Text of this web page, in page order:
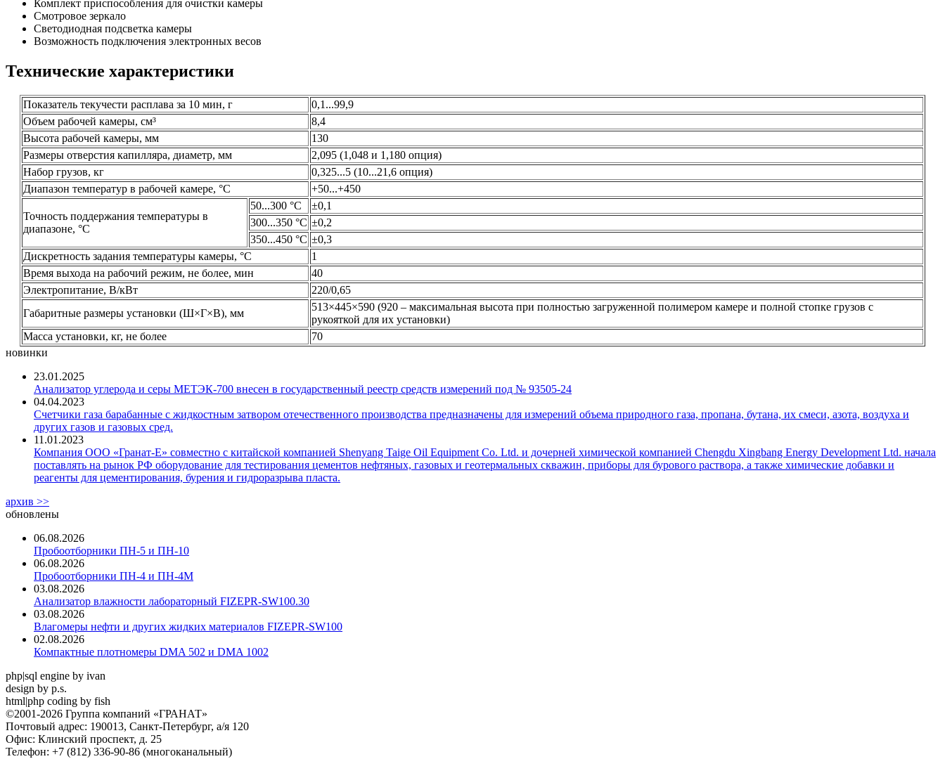
Комплект приспособления для очистки камеры
Смотровое зеркало
Светодиодная подсветка камеры
Возможность подключения электронных весов
Технические характеристики
Показатель текучести расплава за 10 мин, г
0,1...99,9
Объем рабочей камеры, см³
8,4
Высота рабочей камеры, мм
130
Размеры отверстия капилляра, диаметр, мм
2,095 (1,048 и 1,180 опция)
Набор грузов, кг
0,325...5 (10...21,6 опция)
Диапазон температур в рабочей камере, °С
+50...+450
Точность поддержания температуры в
диапазоне, °С
50...300 °С
±0,1
300...350 °С ±0,2
350...450 °С ±0,3
Дискретность задания температуры камеры, °С
1
Время выхода на рабочий режим, не более, мин
40
Электропитание, В/кВт
220/0,65
Габаритные размеры установки (Ш×Г×В), мм
513×445×590 (920 – максимальная высота при полностью загруженной полимером камере и полной стопке грузов с
рукояткой для их установки)
Масса установки, кг, не более
70
новинки
23.01.2025
Анализатор углерода и серы МЕТЭК-700 внесен в государственный реестр средств измерений под № 93505-24
04.04.2023
Счетчики газа барабанные с жидкостным затвором отечественного производства предназначены для измерений объема природного газа, пропана, бутана, их смеси, азота, воздуха и
других газов и газовых сред.
11.01.2023
Компания ООО «Гранат-Е» совместно с китайской компанией Shenyang Taige Oil Equipment Co. Ltd. и дочерней химической компанией Chengdu Xingbang Energy Development Ltd. начала
поставлять на рынок РФ оборудование для тестирования цементов нефтяных, газовых и геотермальных скважин, приборы для бурового раствора, а также химические добавки и
реагенты для цементирования, бурения и гидроразрыва пласта.
архив >>
обновлены
06.08.2026
Пробоотборники ПН-5 и ПН-10
06.08.2026
Пробоотборники ПН-4 и ПН-4М
03.08.2026
Анализатор влажности лабораторный FIZEPR-SW100.30
03.08.2026
Влагомеры нефти и других жидких материалов FIZEPR-SW100
02.08.2026
Компактные плотномеры DMA 502 и DMA 1002
php|sql engine by ivan
design by p.s.
html|php coding by fish
©2001-2026 Группа компаний «ГРАНАТ»
Почтовый адрес: 190013, Санкт-Петербург, а/я 120
Офис: Клинский проспект, д. 25
Телефон: +7 (812) 336-90-86 (многоканальный)